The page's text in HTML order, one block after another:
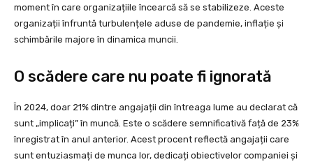
moment în care organizațiile încearcă să se stabilizeze. Aceste
organizații înfruntă turbulențele aduse de pandemie, inflație și
schimbările majore în dinamica muncii.
O scădere care nu poate fi ignorată
În 2024, doar 21% dintre angajații din întreaga lume au declarat că
sunt „implicați” în muncă. Este o scădere semnificativă față de 23%
înregistrat în anul anterior. Acest procent reflectă angajații care
sunt entuziasmați de munca lor, dedicați obiectivelor companiei și